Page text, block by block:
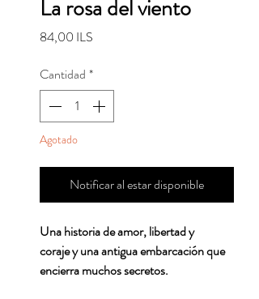
La rosa del viento
84,00 ILS
Cantidad *
Agotado
Notificar al estar disponible
Una historia de amor, libertad y
coraje y una antigua embarcación que
encierra muchos secretos.